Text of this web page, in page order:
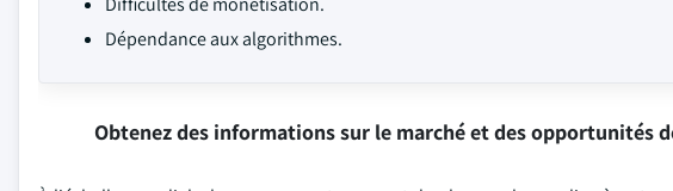
Dépendance aux algorithmes.
Obtenez des informations sur le marché et des opportunités